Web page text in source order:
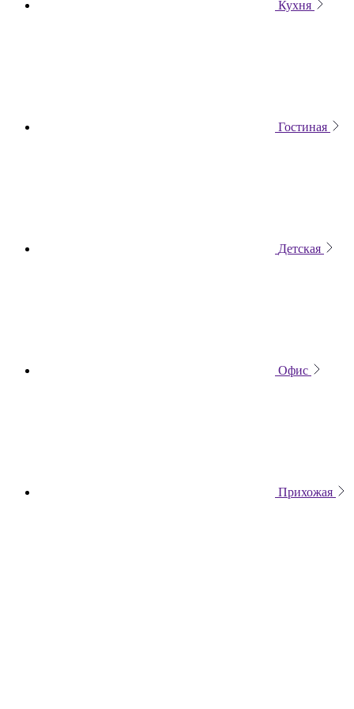
Кухня
Гостиная
Детская
Офис
Прихожая